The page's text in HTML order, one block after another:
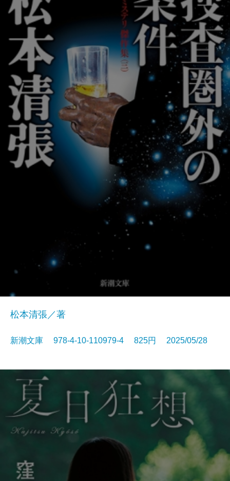
松本清張／著
新潮文庫 978-4-10-110979-4 825円 2025/05/28